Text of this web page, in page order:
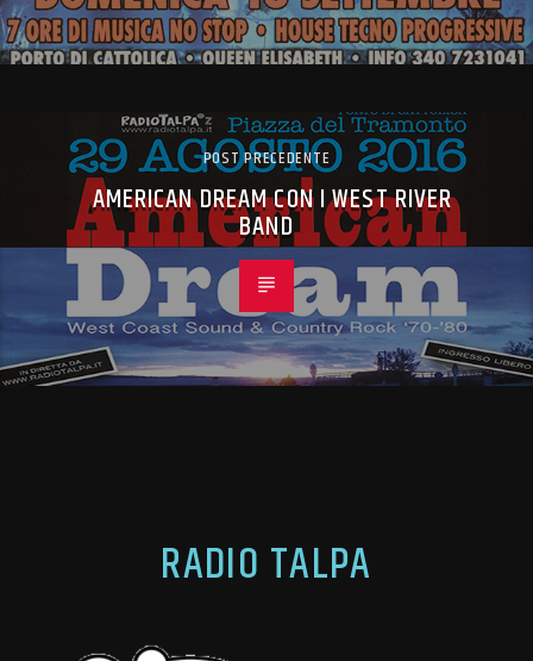
POST PRECEDENTE
AMERICAN DREAM CON I WEST RIVER
BAND
RADIO TALPA